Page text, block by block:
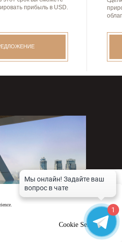
прибыль в USD.
Cookie Settings
1